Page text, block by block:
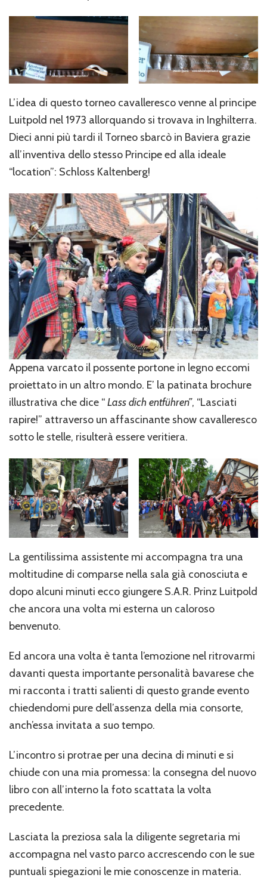
L’idea di questo torneo cavalleresco venne al principe
Luitpold nel 1973 allorquando si trovava in Inghilterra.
Dieci anni più tardi il Torneo sbarcò in Baviera grazie
all’inventiva dello stesso Principe ed alla ideale
“location”: Schloss Kaltenberg!
Appena varcato il possente portone in legno eccomi
proiettato in un altro mondo. E’ la patinata brochure
illustrativa che dice “Lass dich entführen”, “Lasciati
rapire!” attraverso un affascinante show cavalleresco
sotto le stelle, risulterà essere veritiera.
La gentilissima assistente mi accompagna tra una
moltitudine di comparse nella sala già conosciuta e
dopo alcuni minuti ecco giungere S.A.R. Prinz Luitpold
che ancora una volta mi esterna un caloroso
benvenuto.
Ed ancora una volta è tanta l’emozione nel ritrovarmi
davanti questa importante personalità bavarese che
mi racconta i tratti salienti di questo grande evento
chiedendomi pure dell’assenza della mia consorte,
anch’essa invitata a suo tempo.
L’incontro si protrae per una decina di minuti e si
chiude con una mia promessa: la consegna del nuovo
libro con all’interno la foto scattata la volta
precedente.
Lasciata la preziosa sala la diligente segretaria mi
accompagna nel vasto parco accrescendo con le sue
puntuali spiegazioni le mie conoscenze in materia.